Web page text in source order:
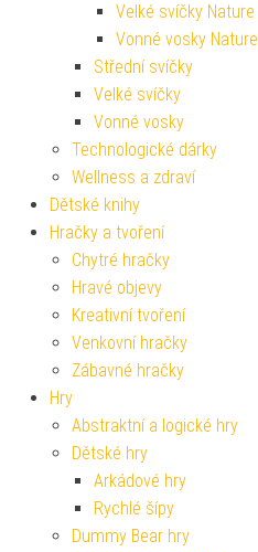
Velké svíčky Nature
Vonné vosky Nature
Střední svíčky
Velké svíčky
Vonné vosky
Technologické dárky
Wellness a zdraví
Dětské knihy
Hračky a tvoření
Chytré hračky
Hravé objevy
Kreativní tvoření
Venkovní hračky
Zábavné hračky
Hry
Abstraktní a logické hry
Dětské hry
Arkádové hry
Rychlé šípy
Dummy Bear hry